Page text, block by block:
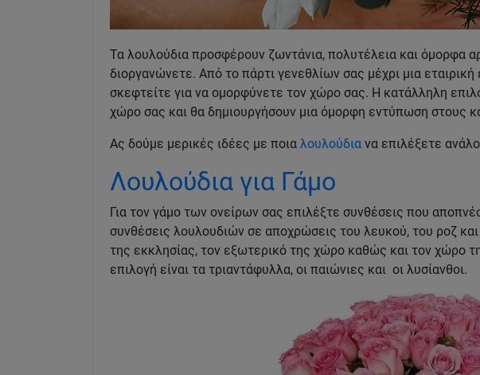
Τα λουλούδια προσφέρουν ζωντάνια, πολυτέλεια και όμορφα
διοργανώνετε. Από το πάρτι γενεθλίων σας μέχρι μια
σκεφτείτε για να ομορφύνετε τον χώρο σας. Η κατάλληλη
χώρο σας και θα δημιουργήσουν μια όμορφη εντύπωση στους
Ας δούμε μερικές ιδέες με ποια λουλούδια να επιλέξετε
Λουλούδια για Γάμο
Για τον γάμο των ονείρων σας επιλέξτε συνθέσεις που
συνθέσεις λουλουδιών σε αποχρώσεις του λευκού, του ροζ και
της εκκλησίας, τον εξωτερικό της χώρο καθώς και τον χώρο
επιλογή είναι τα τριαντάφυλλα, οι παιώνιες και οι λυσίανθοι.